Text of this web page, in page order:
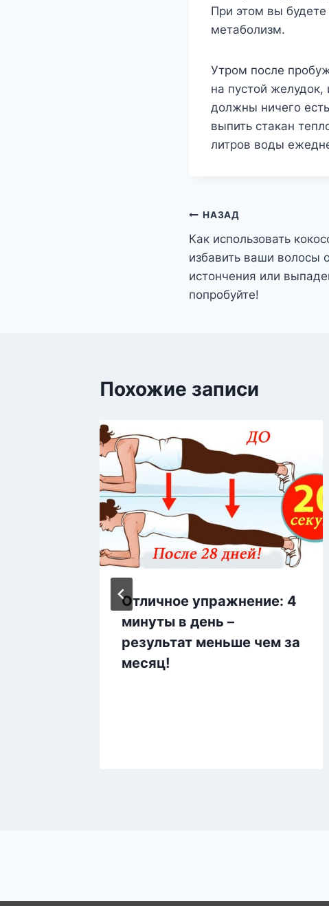
При этом вы будете
метаболизм.
Утром после
на пустой желудок,
должны ничего
выпить стакан
литров воды
Навигация
по
записям
НАЗАД
Как использовать
избавить ваши волосы
истончения или
попробуйте!
Похожие записи
Отличное упражнение: 4
минуты в день –
результат меньше чем за
месяц!